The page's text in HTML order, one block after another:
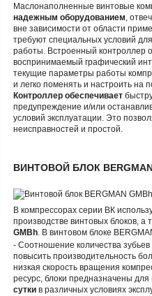
Маслонаполненные винтовые
надежным оборудованием ,
вне зависимости от области
требуют специальных условий
работы. Встроенный контроллер
воспринимаемый графический
текущие параметры работы
и легко поменять и настроить на
Контроллер обеспечивает
предупреждение и/или
условий эксплуатации. Это
неисправностей и простой.
ВИНТОВОЙ БЛОК
В компрессорах серии ВК
производстве винтовых блоков, а
GMBh . В винтовом блоке
- Cоотношение количества
повысить производительность
низкая скорость вращения
ресурс, блоки предназначены для
сутки в различных условиях